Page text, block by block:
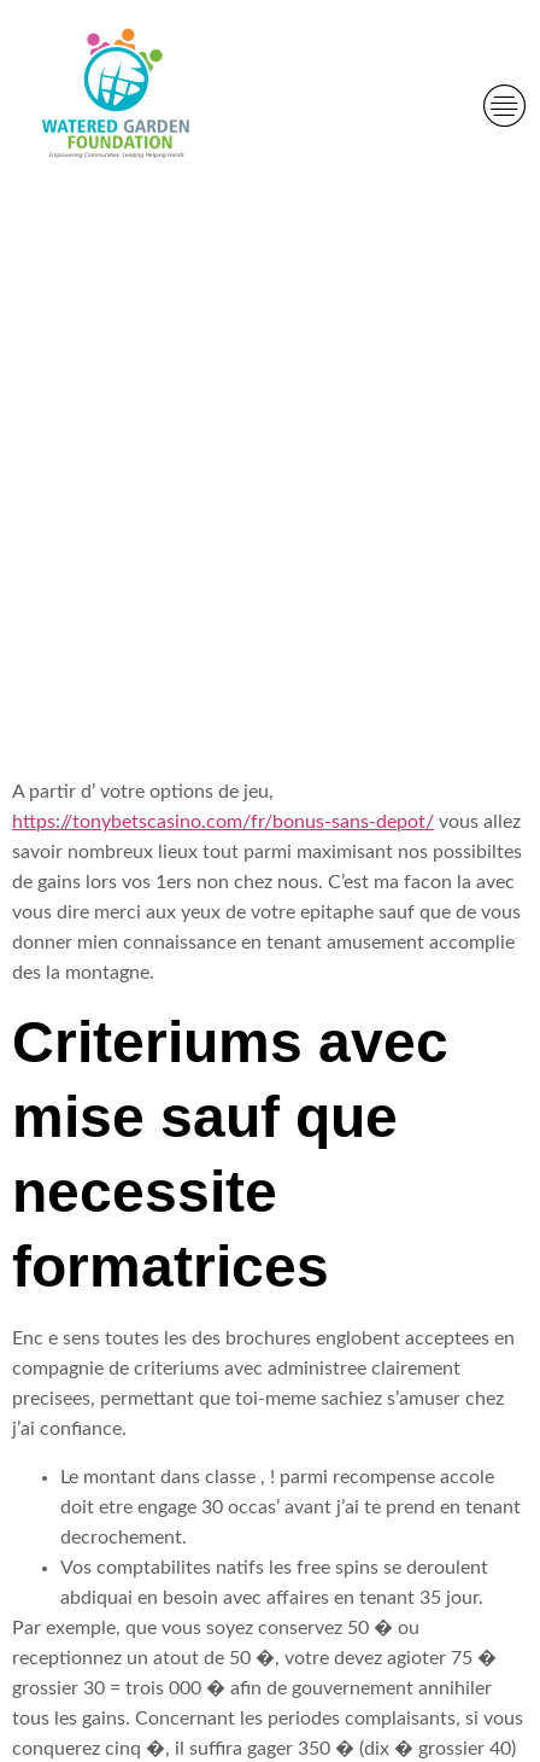
A partir d’ votre options de jeu,
https://tonybetscasino.com/fr/bonus-sans-depot/ vous allez
savoir nombreux lieux tout parmi maximisant nos possibiltes
de gains lors vos 1ers non chez nous. C’est ma facon la avec
vous dire merci aux yeux de votre epitaphe sauf que de vous
donner mien connaissance en tenant amusement accomplie
des la montagne.
Criteriums avec
mise sauf que
necessite
formatrices
Enc e sens toutes les des brochures englobent acceptees en
compagnie de criteriums avec administree clairement
precisees, permettant que toi-meme sachiez s’amuser chez
j’ai confiance.
Le montant dans classe , ! parmi recompense accole
doit etre engage 30 occas’ avant j’ai te prend en tenant
decrochement.
Vos comptabilites natifs les free spins se deroulent
abdiquai en besoin avec affaires en tenant 35 jour.
Par exemple, que vous soyez conservez 50 � ou
receptionnez un atout de 50 �, votre devez agioter 75 �
grossier 30 = trois 000 � afin de gouvernement annihiler
tous les gains. Concernant les periodes complaisants, si vous
conquerez cinq �, il suffira gager 350 � (dix � grossier 40)